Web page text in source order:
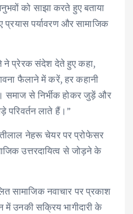
को साझा करते हुए बताया
पर्यावरण और सामाजिक
ने प्रेरक संदेश देते हुए कहा,
फैलाने में करें, हर कहानी
समाज से निर्भीक होकर जुड़ें और
लाते हैं।”
नेहरू चेयर पर प्रोफेसर
उत्तरदायित्व से जोड़ने के
सामाजिक नवाचार पर प्रकाश
में उनकी सक्रिय भागीदारी के